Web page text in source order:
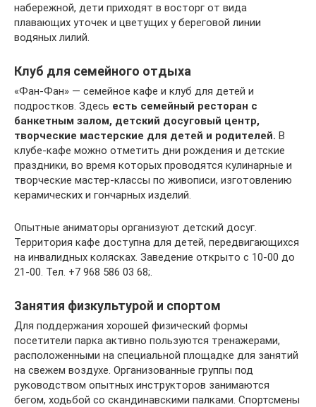
набережной, дети приходят в восторг от вида
плавающих уточек и цветущих у береговой линии
водяных лилий.
Клуб для семейного отдыха
«Фан-Фан» — семейное кафе и клуб для детей и
подростков. Здесь есть семейный ресторан с
банкетным залом, детский досуговый центр,
творческие мастерские для детей и родителей. В
клубе-кафе можно отметить дни рождения и детские
праздники, во время которых проводятся кулинарные и
творческие мастер-классы по живописи, изготовлению
керамических и гончарных изделий.
Опытные аниматоры организуют детский досуг.
Территория кафе доступна для детей, передвигающихся
на инвалидных колясках. Заведение открыто с 10-00 до
21-00. Тел. +7 968 586 03 68;.
Занятия физкультурой и спортом
Для поддержания хорошей физический формы
посетители парка активно пользуются тренажерами,
расположенными на специальной площадке для занятий
на свежем воздухе. Организованные группы под
руководством опытных инструкторов занимаются
бегом, ходьбой со скандинавскими палками. Спортсмены